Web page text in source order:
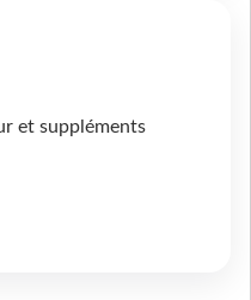
et suppléments